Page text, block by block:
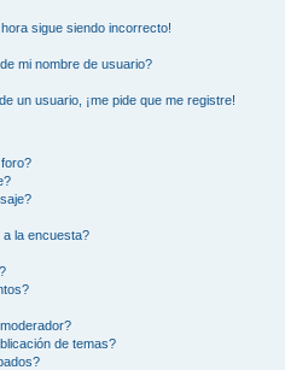
sigue siendo incorrecto!
mi nombre de usuario?
un usuario, ¡me pide que me registre!
la encuesta?
de temas?